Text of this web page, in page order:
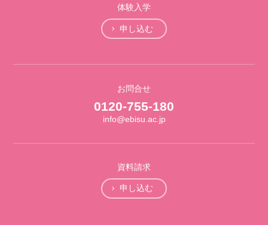
体験入学
申し込む
お問合せ
0120-755-180
info@ebisu.ac.jp
資料請求
申し込む